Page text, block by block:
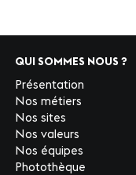
QUI SOMMES NOUS ?
Présentation
Nos métiers
Nos sites
Nos valeurs
Nos équipes
Photothèque